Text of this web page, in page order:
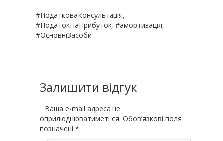
#ПодатковаКонсультація,
#ПодатокНаПрибуток, #амортизація,
#ОсновніЗасоби
Залишити відгук
Ваша e-mail адреса не
оприлюднюватиметься. Обов’язкові поля
позначені *